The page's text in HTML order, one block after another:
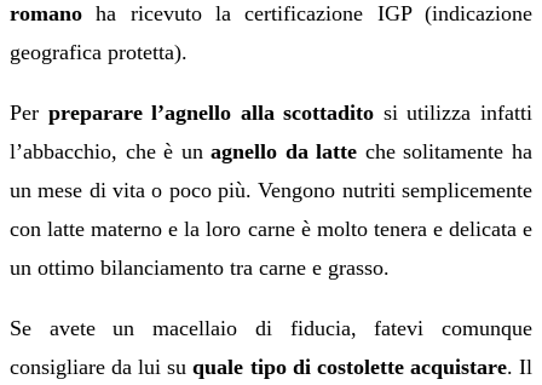
romano ha ricevuto la certificazione IGP (indicazione
geografica protetta).
Per preparare l’agnello alla scottadito si utilizza infatti
l’abbacchio, che è unagnello da latte che solitamente ha
un mese di vita o poco più. Vengono nutriti semplicemente
con latte materno e la loro carne è molto tenera e delicata e
un ottimo bilanciamento tra carne e grasso.
Se avete un macellaio di fiducia, fatevi comunque
consigliare da lui suquale tipo di costolette acquistare. Il